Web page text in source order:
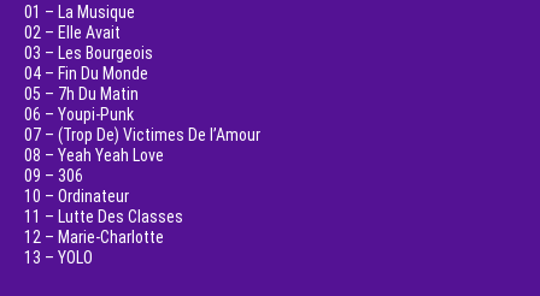
01 – La Musique
02 – Elle Avait
03 – Les Bourgeois
04 – Fin Du Monde
05 – 7h Du Matin
06 – Youpi-Punk
07 – (Trop De) Victimes De l’Amour
08 – Yeah Yeah Love
09 – 306
10 – Ordinateur
11 – Lutte Des Classes
12 – Marie-Charlotte
13 – YOLO